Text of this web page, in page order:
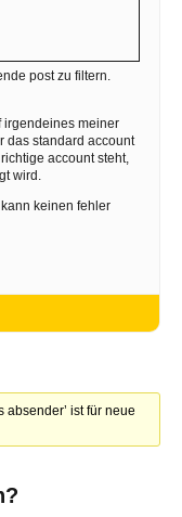
post zu filtern.
irgendeines meiner
das standard account
account steht,
wird.
keinen fehler
absender’ ist für neue